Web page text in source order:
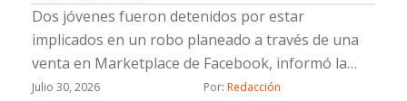
Dos jóvenes fueron detenidos por estar
implicados en un robo planeado a través de una
venta en Marketplace de Facebook, informó la
Fiscalía General del Estado (FGE).La Fiscalía
Julio 30, 2026 Por: Redacción